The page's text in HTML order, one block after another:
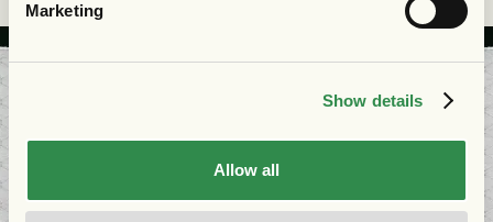
Marketing
Show details
Allow all